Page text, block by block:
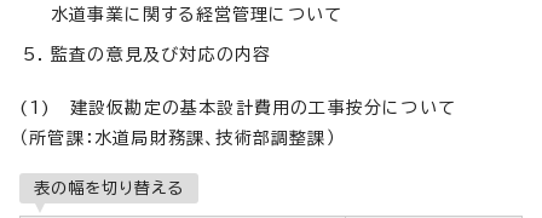
水道事業に関する経営管理について
監査の意見及び対応の内容
(1) 建設仮勘定の基本設計費用の工事按分について
（所管課：水道局財務課、技術部調整課）
表の幅を切り替える